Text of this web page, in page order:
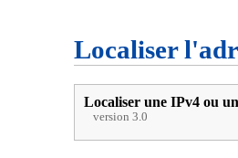
Localiser
Localiser une IPv4 ou
version 3.0